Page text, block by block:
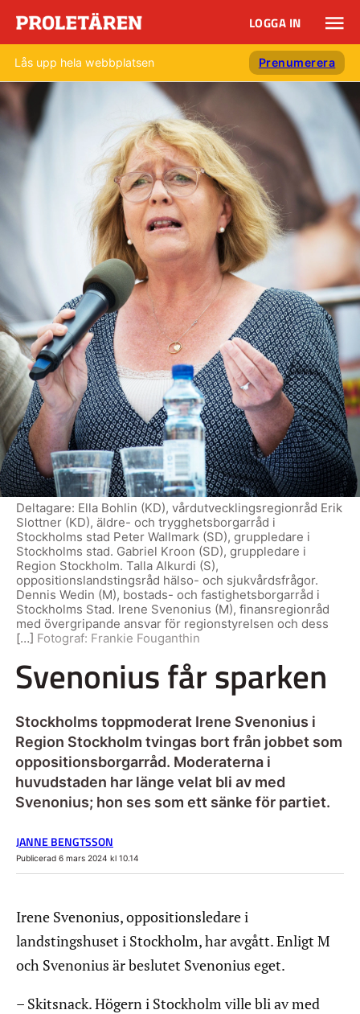
LOGGA IN
Lås upp hela webbplatsen Prenumerera
Svenonius får sparken
Stockholms toppmoderat Irene Svenonius i
Region Stockholm tvingas bort från jobbet som
oppositionsborgarråd. Moderaterna i
huvudstaden har länge velat bli av med
Svenonius; hon ses som ett sänke för partiet.
Deltagare: Ella Bohlin (KD), vårdutvecklingsregionråd Erik
Slottner (KD), äldre- och trygghetsborgarråd i
Stockholms stad Peter Wallmark (SD), gruppledare i
Stockholms stad. Gabriel Kroon (SD), gruppledare i
Region Stockholm. Talla Alkurdi (S),
oppositionslandstingsråd hälso- och sjukvårdsfrågor.
Dennis Wedin (M), bostads- och fastighetsborgarråd i
Stockholms Stad. Irene Svenonius (M), finansregionråd
med övergripande ansvar för regionstyrelsen och dess
[…] Fotograf: Frankie Fouganthin
JANNE BENGTSSON
Publicerad 6 mars 2024 kl 10.14
Irene Svenonius, oppositionsledare i
landstingshuset i Stockholm, har avgått. Enligt M
och Svenonius är beslutet Svenonius eget.
– Skitsnack. Högern i Stockholm ville bli av med